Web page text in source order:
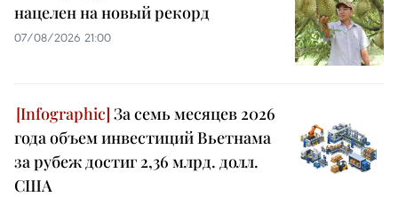
нацелен на новый рекорд
07/08/2026 21:00
За семь месяцев 2026
года объем инвестиций Вьетнама
за рубеж достиг 2,36 млрд. долл.
США